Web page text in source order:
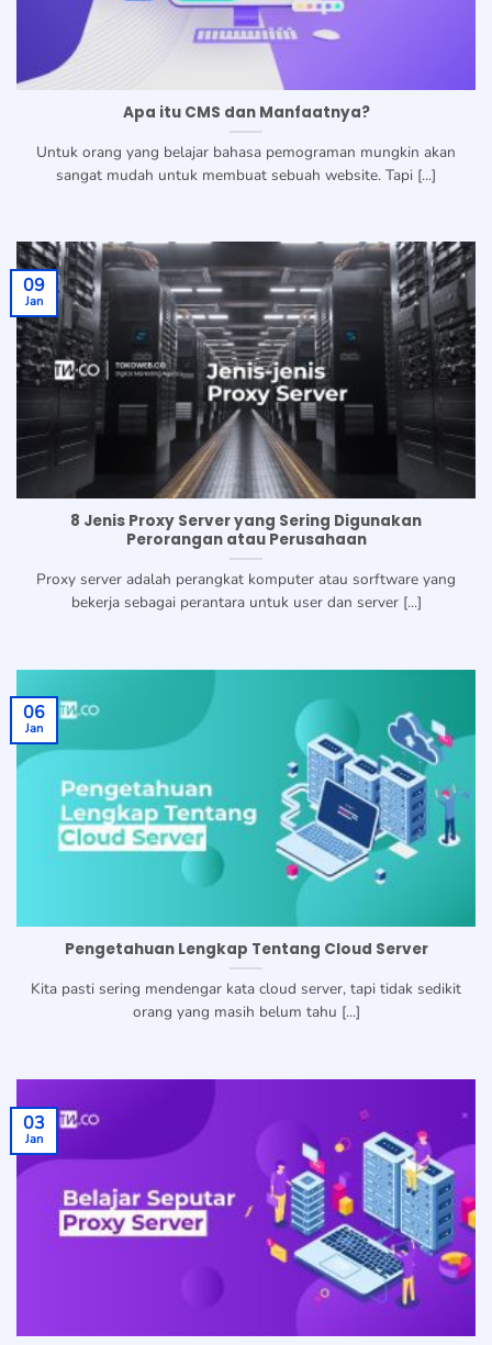
Apa itu CMS dan Manfaatnya?
Untuk orang yang belajar bahasa pemograman mungkin akan
sangat mudah untuk membuat sebuah website. Tapi [...]
8 Jenis Proxy Server yang Sering Digunakan
Perorangan atau Perusahaan
Proxy server adalah perangkat komputer atau sorftware yang
bekerja sebagai perantara untuk user dan server [...]
09
Jan
Pengetahuan Lengkap Tentang Cloud Server
Kita pasti sering mendengar kata cloud server, tapi tidak sedikit
orang yang masih belum tahu [...]
06
Jan
03
Jan